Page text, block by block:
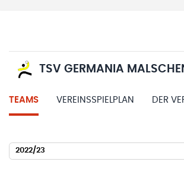
TSV GERMANIA
TEAMS VEREINSSPIELPLAN DER
2022/23